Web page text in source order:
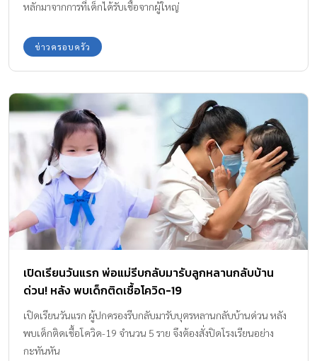
หลักมาจากการที่เด็กได้รับเชื้อจากผู้ใหญ่
ข่าวครอบครัว
เปิดเรียนวันแรก พ่อแม่รีบกลับมารับลูกหลานกลับบ้าน
ด่วน! หลัง พบเด็กติดเชื้อโควิด-19
เปิดเรียนวันแรก ผู้ปกครองรีบกลับมารับบุตรหลานกลับบ้านด่วน หลัง
พบเด็กติดเชื้อโควิด-19 จำนวน 5 ราย จึงต้องสั่งปิดโรงเรียนอย่าง
กะทันหัน